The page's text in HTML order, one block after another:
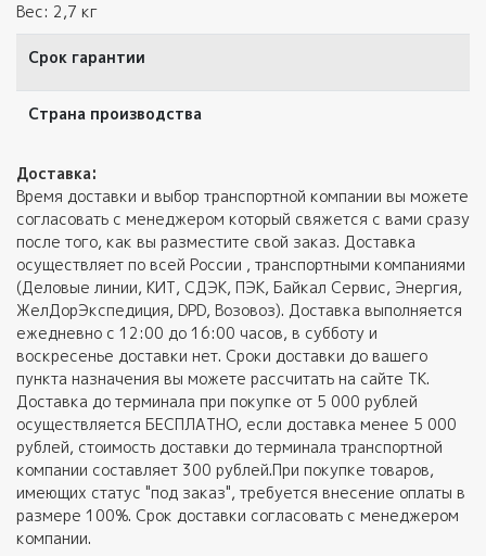
Вес: 2,7 кг
Срок гарантии
Страна производства
Доставка:
Время доставки и выбор транспортной компании вы можете
согласовать с менеджером который свяжется с вами сразу
после того, как вы разместите свой заказ. Доставка
осуществляет по всей России , транспортными компаниями
(Деловые линии, КИТ, СДЭК, ПЭК, Байкал Сервис, Энергия,
ЖелДорЭкспедиция, DPD, Возовоз). Доставка выполняется
ежедневно с 12:00 до 16:00 часов, в субботу и
воскресенье доставки нет. Сроки доставки до вашего
пункта назначения вы можете рассчитать на сайте ТК.
Доставка до терминала при покупке от 5 000 рублей
осуществляется БЕСПЛАТНО, если доставка менее 5 000
рублей, стоимость доставки до терминала транспортной
компании составляет 300 рублей.При покупке товаров,
имеющих статус "под заказ", требуется внесение оплаты в
размере 100%. Срок доставки согласовать с менеджером
компании.